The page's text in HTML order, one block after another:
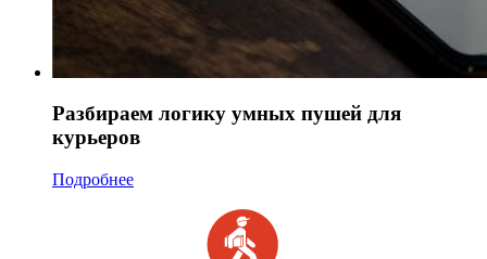
Разбираем логику умных пушей для
курьеров
Подробнее